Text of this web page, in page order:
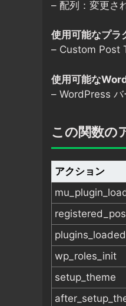
– 配列：変更さ
使用可能なプラ
– Custom Post
使用可能な
– WordPress
この関数の
アクション
plugins_loaded
wp_roles_init
setup_theme